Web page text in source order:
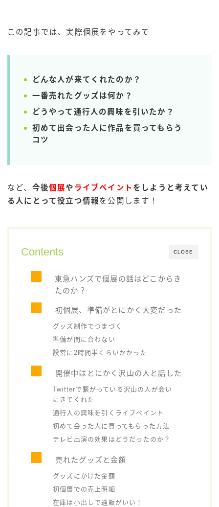
この記事では、実際個展をやってみて
どんな人が来てくれたのか？
一番売れたグッズは何か？
どうやって通行人の興味を引いたか？
初めて出会った人に作品を買ってもらう
コツ
など、 今後個展や ライブペイント をしようと考えてい
る人にとって役立つ情報を公開します！
CLOSE
Contents
東急ハンズで個展の話はどこからき
たのか？
初個展、準備がとにかく大変だった
グッズ制作でつまづく
準備が間に合わない
設営に2時間半くらいかかった
開催中はとにかく沢山の人と話した
Twitterで繋がっている沢山の人が会い
にきてくれた
通行人の興味を引くライブペイント
初めて会った人に買ってもらった方法
テレビ出演の効果はどうだったのか？
売れたグッズと金額
グッズにかけた金額
初個展での売上明細
在庫は小出しで通販がいい！